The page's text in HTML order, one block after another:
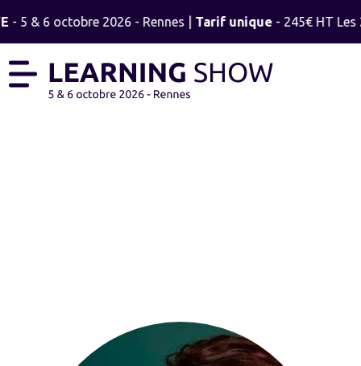
- 5 & 6 octobre 2026 - Rennes | Tarif unique- 245€ HT Les